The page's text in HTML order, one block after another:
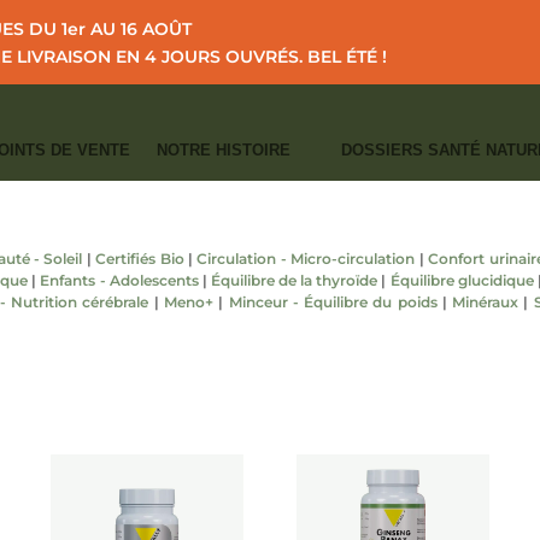
DU 1er AU 16 AOÛT
LIVRAISON EN 4 JOURS OUVRÉS. BEL ÉTÉ !
DE VENTE NOTRE HISTOIRE DOSSIERS SANTÉ
- Soleil |Certifiés Bio|Circulation - Micro-circulation |Confort
| Enfants - Adolescents| Équilibre de la thyroïde | Équilibre glucidique
Nutrition cérébrale | Meno+ | Minceur - Équilibre du poids| Minéraux |